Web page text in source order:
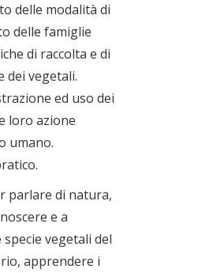
delle modalità di
delle famiglie
di raccolta e di
dei vegetali.
ed uso dei
loro azione
umano.
parlare di natura,
e a
vegetali del
apprendere i